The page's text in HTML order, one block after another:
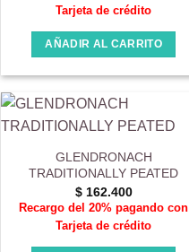
Tarjeta de crédito
AÑADIR AL CARRITO
GLENDRONACH
TRADITIONALLY PEATED
$162.400
Recargo del 20% pagando con
Tarjeta de crédito